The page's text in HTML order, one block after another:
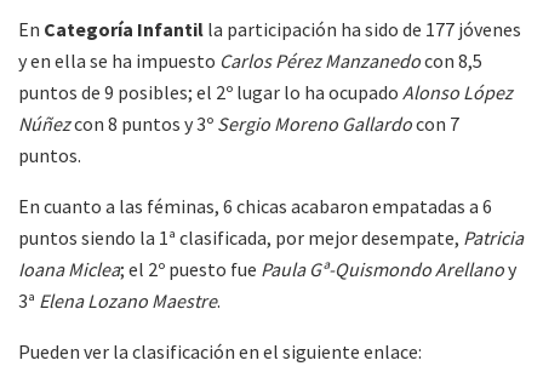
En Categoría Infantil la participación ha sido de 177 jóvenes
y en ella se ha impuesto Carlos Pérez Manzanedocon 8,5
puntos de 9 posibles; el 2º lugar lo ha ocupado Alonso López
Núñezcon 8 puntos y 3º Sergio Moreno Gallardocon 7
puntos.
En cuanto a las féminas, 6 chicas acabaron empatadas a 6
puntos siendo la 1ª clasificada, por mejor desempate, Patricia
Ioana Miclea; el 2º puesto fue Paula Gª-Quismondo Arellanoy
3ª Elena Lozano Maestre.
Pueden ver la clasificación en el siguiente enlace: